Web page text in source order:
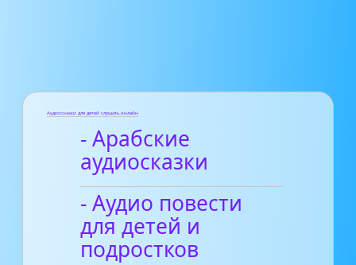
Аудиосказки для детей слушать онлайн
- Арабские
аудиосказки
- Аудио повести
для детей и
подростков